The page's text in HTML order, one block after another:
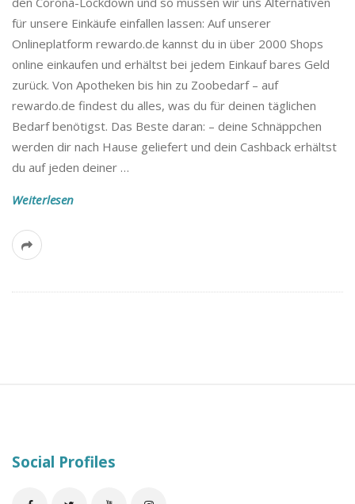
b
a
c
k
B
l
o
g
für unsere Einkäufe einfallen lassen: Auf unserer
Onlineplatform rewardo.de kannst du in über 2000 Shops
online einkaufen und erhältst bei jedem Einkauf bares Geld
zurück. Von Apotheken bis hin zu Zoobedarf – auf
rewardo.de findest du alles, was du für deinen täglichen
Bedarf benötigst. Das Beste daran: – deine Schnäppchen
werden dir nach Hause geliefert und dein Cashback erhältst
du auf jeden deiner …
Weiterlesen
Social Profiles